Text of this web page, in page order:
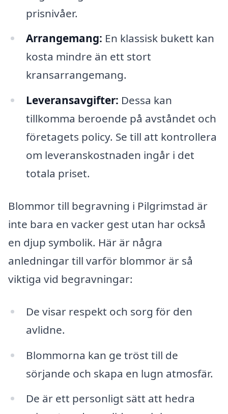
prisnivåer.
Arrangemang: En klassisk bukett kan
kosta mindre än ett stort
kransarrangemang.
Leveransavgifter: Dessa kan
tillkomma beroende på avståndet och
företagets policy. Se till att kontrollera
om leveranskostnaden ingår i det
totala priset.
Blommor till begravning i Pilgrimstad är
inte bara en vacker gest utan har också
en djup symbolik. Här är några
anledningar till varför blommor är så
viktiga vid begravningar:
De visar respekt och sorg för den
avlidne.
Blommorna kan ge tröst till de
sörjande och skapa en lugn atmosfär.
De är ett personligt sätt att hedra